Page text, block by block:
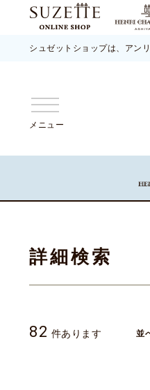
シュゼットショップは、アン
メニュー
詳細検索
82 件あります 並